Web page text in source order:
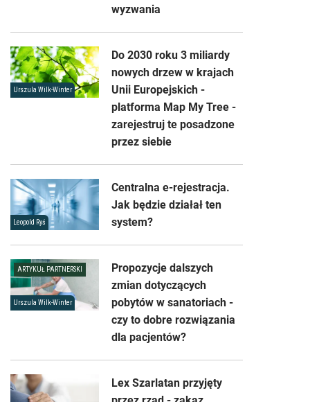
wyzwania
Urszula Wilk-Winter
Do 2030 roku 3 miliardy
nowych drzew w krajach
Unii Europejskich -
platforma Map My Tree -
zarejestruj te posadzone
przez siebie
Leopold Ryś
Centralna e-rejestracja.
Jak będzie działał ten
system?
ARTYKUŁ PARTNERSKI
Urszula Wilk-Winter
Propozycje dalszych
zmian dotyczących
pobytów w sanatoriach -
czy to dobre rozwiązania
dla pacjentów?
Lex Szarlatan przyjęty